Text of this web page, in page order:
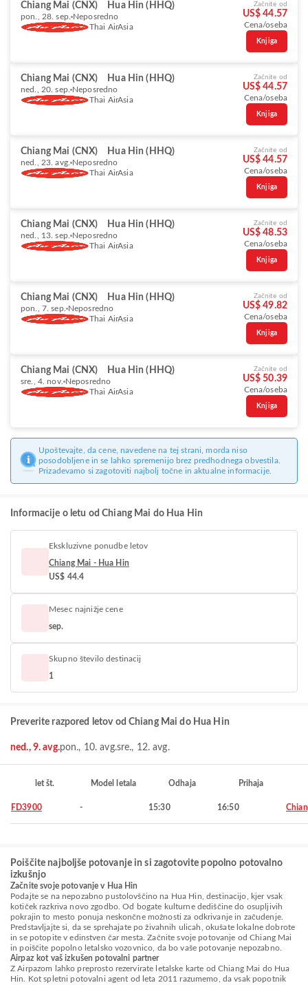
Chiang Mai (CNX) Hua Hin (HHQ)
pon., 28. sep. Neposredno
Thai AirAsia
Začnite od
US$ 44.57
Cena/oseba
Knjiga
Chiang Mai (CNX) Hua Hin (HHQ)
ned., 20. sep. Neposredno
Thai AirAsia
Začnite od
US$ 44.57
Cena/oseba
Knjiga
Chiang Mai (CNX) Hua Hin (HHQ)
ned., 23. avg. Neposredno
Thai AirAsia
Začnite od
US$ 44.57
Cena/oseba
Knjiga
Chiang Mai (CNX) Hua Hin (HHQ)
ned., 13. sep. Neposredno
Thai AirAsia
Začnite od
US$ 48.53
Cena/oseba
Knjiga
Chiang Mai (CNX) Hua Hin (HHQ)
pon., 7. sep. Neposredno
Thai AirAsia
Začnite od
US$ 49.82
Cena/oseba
Knjiga
Chiang Mai (CNX) Hua Hin (HHQ)
sre., 4. nov. Neposredno
Thai AirAsia
Začnite od
US$ 50.39
Cena/oseba
Knjiga
Upoštevajte, da cene, navedene na tej strani, morda niso
posodobljene in se lahko spremenijo brez predhodnega obvestila.
Prizadevamo si zagotoviti najbolj točne in aktualne informacije.
Informacije o letu od Chiang Mai do Hua Hin
Ekskluzivne ponudbe letov
Chiang Mai - Hua Hin
US$ 44.4
Mesec najnižje cene
sep.
Skupno število destinacij
1
Preverite razpored letov od Chiang Mai do Hua Hin
ned., 9. avg.pon., 10. avg.sre., 12. avg.
let št. Model letala Odhaja Prihaja
FD3900 - 15:30 16:50
Poiščite najboljše potovanje in si zagotovite popolno potovalno
izkušnjo
Začnite svoje potovanje v Hua Hin
Podajte se na nepozabno pustolovščino na Hua Hin, destinacijo, kjer vsak
kotiček razkriva novo zgodbo. Od bogate kulturne dediščine do osupljivih
pokrajin to mesto ponuja neskončne možnosti za odkrivanje in začudenje.
Predstavljajte si, da se sprehajate po živahnih ulicah, okušate lokalne dobrote
in se potopite v edinstven čar mesta. Začnite svoje potovanje od Chiang Mai
in poiščite popolno letalsko vozovnico, da bo vaše potovanje nepozabno.
Airpaz kot vaš izkušen potovalni partner
Z Airpazom lahko preprosto rezervirate letalske karte od Chiang Mai do Hua
Hin. Kot spletni potovalni agent od leta 2011 razumemo, da vsak popotnik